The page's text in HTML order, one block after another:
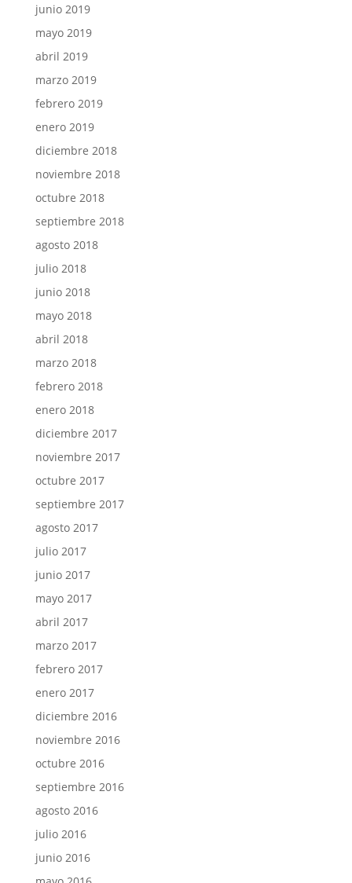
junio 2019
mayo 2019
abril 2019
marzo 2019
febrero 2019
enero 2019
diciembre 2018
noviembre 2018
octubre 2018
septiembre 2018
agosto 2018
julio 2018
junio 2018
mayo 2018
abril 2018
marzo 2018
febrero 2018
enero 2018
diciembre 2017
noviembre 2017
octubre 2017
septiembre 2017
agosto 2017
julio 2017
junio 2017
mayo 2017
abril 2017
marzo 2017
febrero 2017
enero 2017
diciembre 2016
noviembre 2016
octubre 2016
septiembre 2016
agosto 2016
julio 2016
junio 2016